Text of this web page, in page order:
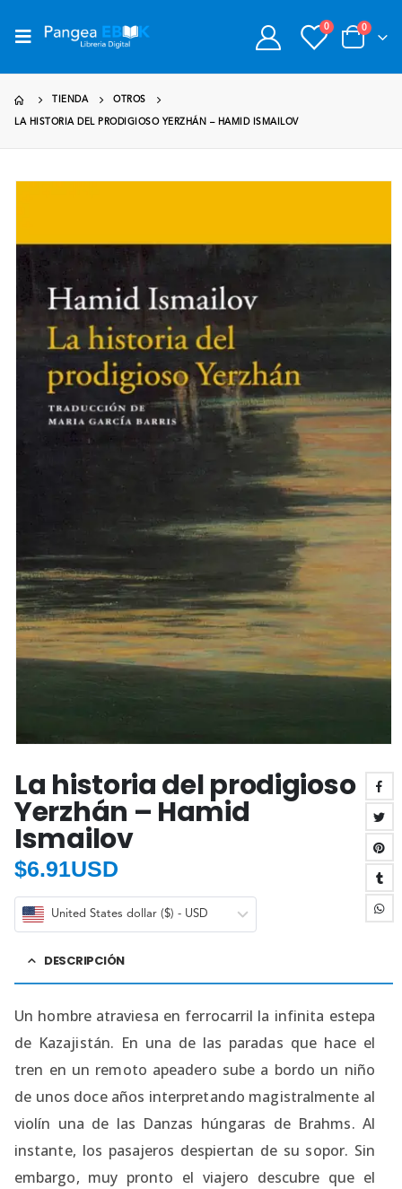
0 0
TIENDA OTROS
LA HISTORIA DEL PRODIGIOSO YERZHÁN – HAMID ISMAILOV
La historia del prodigioso
Yerzhán – Hamid
Ismailov
$6.91USD
United States dollar ($) - USD
DESCRIPCIÓN
Un hombre atraviesa en ferrocarril la infinita estepa
de Kazajistán. En una de las paradas que hace el
tren en un remoto apeadero sube a bordo un niño
de unos doce años interpretando magistralmente al
violín una de las Danzas húngaras de Brahms. Al
instante, los pasajeros despiertan de su sopor. Sin
embargo, muy pronto el viajero descubre que el